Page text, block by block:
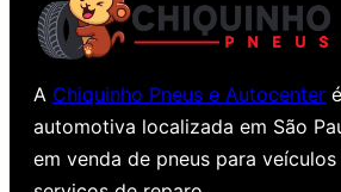
A Chiquinho Pneus e Autocenter
automotiva localizada em São
em venda de pneus para